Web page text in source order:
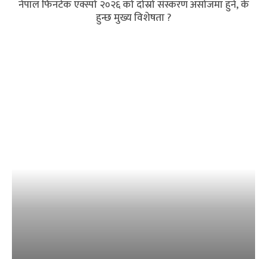
नेपाल फिनटेक एक्स्पो २०२६ को दोस्रो संस्करण असोजमा हुने, के
हुन्छ मुख्य विशेषता ?